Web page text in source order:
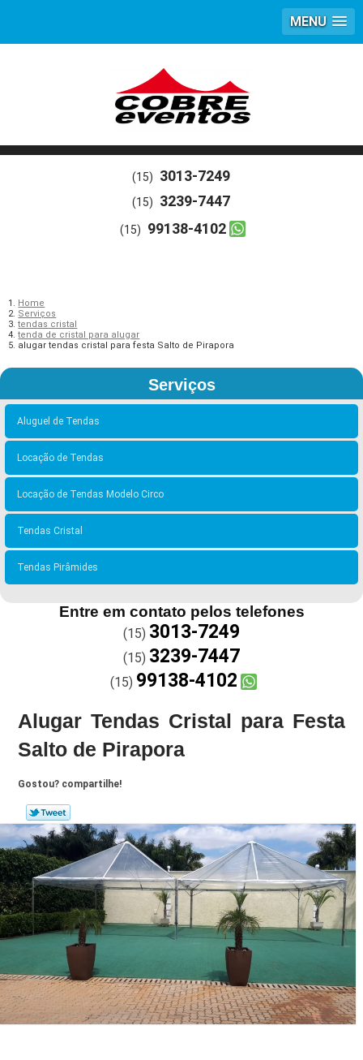
MENU
(15) 3013-7249
(15) 3239-7447
(15) 99138-4102
Home
Serviços
tendas cristal
tenda de cristal para alugar
alugar tendas cristal para festa Salto de Pirapora
Serviços
Aluguel de Tendas
Locação de Tendas
Locação de Tendas Modelo Circo
Tendas Cristal
Tendas Pirâmides
Entre em contato pelos telefones
(15) 3013-7249
(15) 3239-7447
(15) 99138-4102
Alugar Tendas Cristal para Festa
Salto de Pirapora
Gostou? compartilhe!